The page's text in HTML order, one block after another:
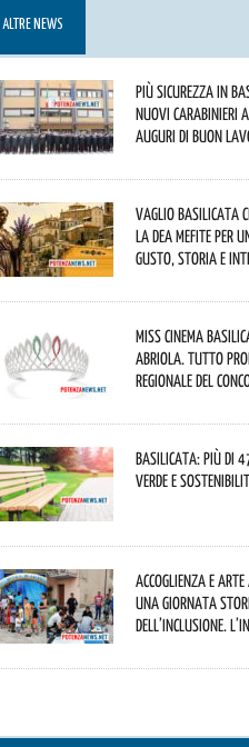
ALTRE NEWS
Più sicurezza in
nuovi Carabinieri
Auguri di buon
Vaglio Basilicata
la Dea Mefite per
gusto, storia e
Miss Cinema
Abriola. Tutto
regionale del
Basilicata: più di
verde e
Accoglienza e arte
una giornata
dell’inclusione.